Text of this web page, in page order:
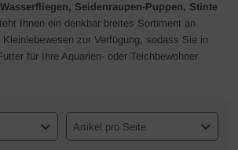
Wasserfliegen, Seidenraupen-Puppen, Stinte
Ihnen ein denkbar breites Sortiment an
zur Verfügung, sodass Sie in
für Ihre Aquarien- oder Teichbewohner
Artikel pro Seite